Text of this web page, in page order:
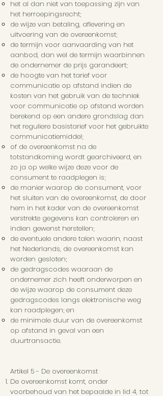
het al dan niet van toepassing zijn van
het herroepingsrecht;
de wijze van betaling, aflevering en
uitvoering van de overeenkomst;
de termijn voor aanvaarding van het
aanbod, dan wel de termijn waarbinnen
de ondernemer de prijs garandeert;
de hoogte van het tarief voor
communicatie op afstand indien de
kosten van het gebruik van de techniek
voor communicatie op afstand worden
berekend op een andere grondslag dan
het reguliere basistarief voor het gebruikte
communicatiemiddel;
of de overeenkomst na de
totstandkoming wordt gearchiveerd, en
zo ja op welke wijze deze voor de
consument te raadplegen is;
de manier waarop de consument, voor
het sluiten van de overeenkomst, de door
hem in het kader van de overeenkomst
verstrekte gegevens kan controleren en
indien gewenst herstellen;
de eventuele andere talen waarin, naast
het Nederlands, de overeenkomst kan
worden gesloten;
de gedragscodes waaraan de
ondernemer zich heeft onderworpen en
de wijze waarop de consument deze
gedragscodes langs elektronische weg
kan raadplegen; en
de minimale duur van de overeenkomst
op afstand in geval van een
duurtransactie.
Artikel 5 - De overeenkomst
De overeenkomst komt, onder
voorbehoud van het bepaalde in lid 4, tot